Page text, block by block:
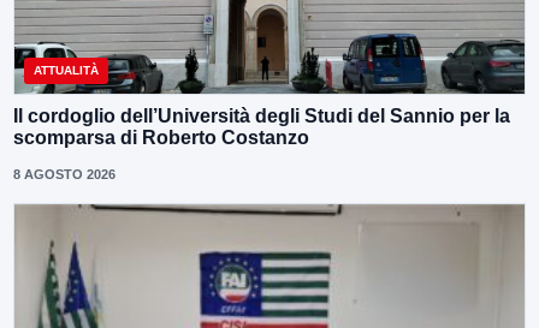
ATTUALITÀ
Il cordoglio dell’Università degli Studi del Sannio per la
scomparsa di Roberto Costanzo
8 AGOSTO 2026